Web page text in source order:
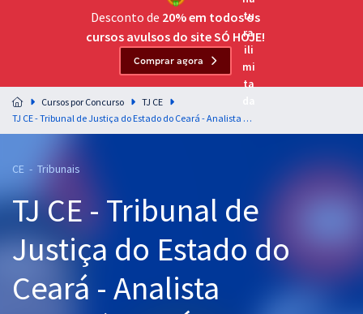
Acesso ilimitado a toda preparação para o Exame da
Residências Multiprofissionais
Preparação completa e intensiva para as principais
residências em saúde do Brasil
Cursos 20% OFF
Pós
Graduação
Desconto de 20% em todos os
cursos avulsos do site SÓ HOJE!
Comprar agora
Cursos por Concurso
TJ CE
TJ CE - Tribunal de Justiça do Estado do Ceará - Analista Judiciário – Área Apoio Especializado – Especialidade Engenharia Civil (Pós-Edital)
CE - Tribunais
TJ CE - Tribunal de
Justiça do Estado do
Ceará - Analista